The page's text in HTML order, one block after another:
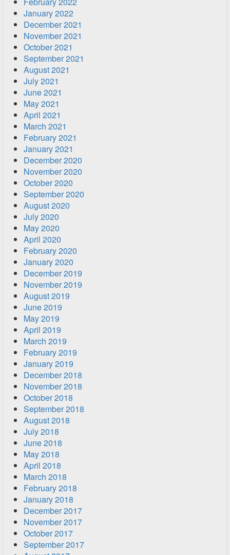
January 2022
December 2021
November 2021
October 2021
September 2021
August 2021
July 2021
June 2021
May 2021
April 2021
March 2021
February 2021
January 2021
December 2020
November 2020
October 2020
September 2020
August 2020
July 2020
May 2020
April 2020
February 2020
January 2020
December 2019
November 2019
August 2019
June 2019
May 2019
April 2019
March 2019
February 2019
January 2019
December 2018
November 2018
October 2018
September 2018
August 2018
July 2018
June 2018
May 2018
April 2018
March 2018
February 2018
January 2018
December 2017
November 2017
October 2017
September 2017